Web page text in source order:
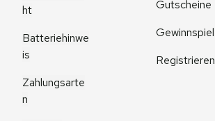
ht
Batteriehinwe
is
Zahlungsarte
n
Gutscheine
Gewinnspiel
Registrieren